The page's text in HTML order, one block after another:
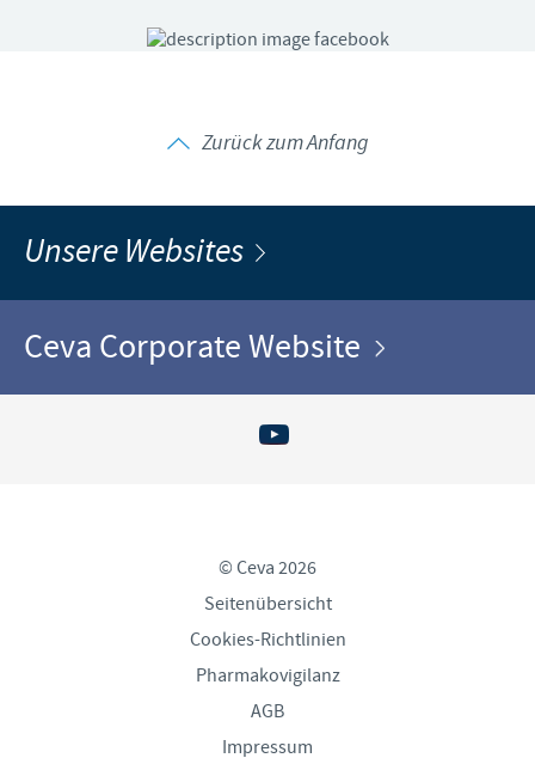
Zurück zum Anfang
Unsere Websites
Ceva Corporate Website
© Ceva 2026
Seitenübersicht
Cookies-Richtlinien
Pharmakovigilanz
AGB
Impressum